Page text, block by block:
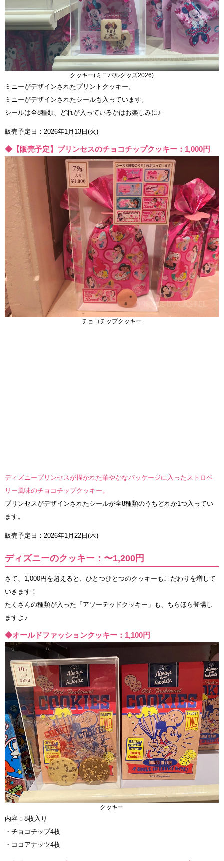
クッキー(ミニパルグッズ2026)
ミニーがデザインされたプリントクッキー。
ミニーがデザインされたシールも入っています。
シールは全8種類、どれが入っているかはお楽しみに♪
販売予定日：2026年1月13日(火)
◆【販売予定】プリンセスのチョコチップクッキー：1,000円
チョコチップクッキー
ディズニープリンセスが描かれた華やかなパッケージに入ったストロベ
リー風味のチョコチップクッキー。
プリンセスがデザインされたシールが全8種類のうちどれか1つ入ってい
ます。
販売予定日：2026年1月22日(木)
ディズニーのクッキー：〜1,200円
さて、1,000円を超えると、ひとつひとつのクッキーもこだわりを増して
いきます！
たくさんの種類が入った「アソーテッドクッキー」も、ちらほら登場し
ますよ♪
◆オールドファッションクッキー：1,100円
クッキー
内容：8枚入り
・チョコチップ4枚
・ココアナッツ4枚